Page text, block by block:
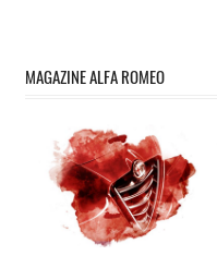
MAGAZINE ALFA ROMEO